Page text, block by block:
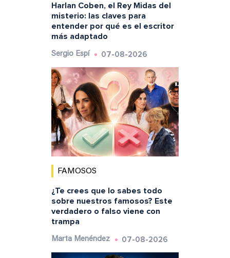
Harlan Coben, el Rey Midas del
misterio: las claves para
entender por qué es el escritor
más adaptado
Sergio Espí 07-08-2026
FAMOSOS
¿Te crees que lo sabes todo
sobre nuestros famosos? Este
verdadero o falso viene con
trampa
Marta Menéndez 07-08-2026